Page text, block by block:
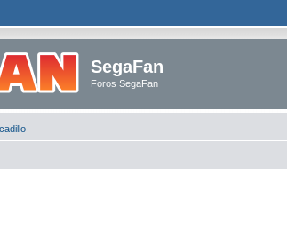
SegaFan
Foros SegaFan